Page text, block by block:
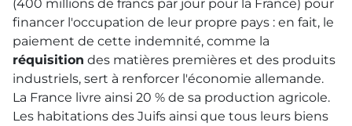
(400 millions de francs par jour pour la France) pour
financer l'occupation de leur propre pays : en fait, le
paiement de cette indemnité, comme la
réquisition des matières premières et des produits
industriels, sert à renforcer l'économie allemande.
La France livre ainsi 20 % de sa production agricole.
Les habitations des Juifs ainsi que tous leurs biens